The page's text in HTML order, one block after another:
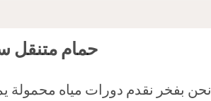
حمام متنقل
نحن بفخر نقدم دورات مياه محمولة